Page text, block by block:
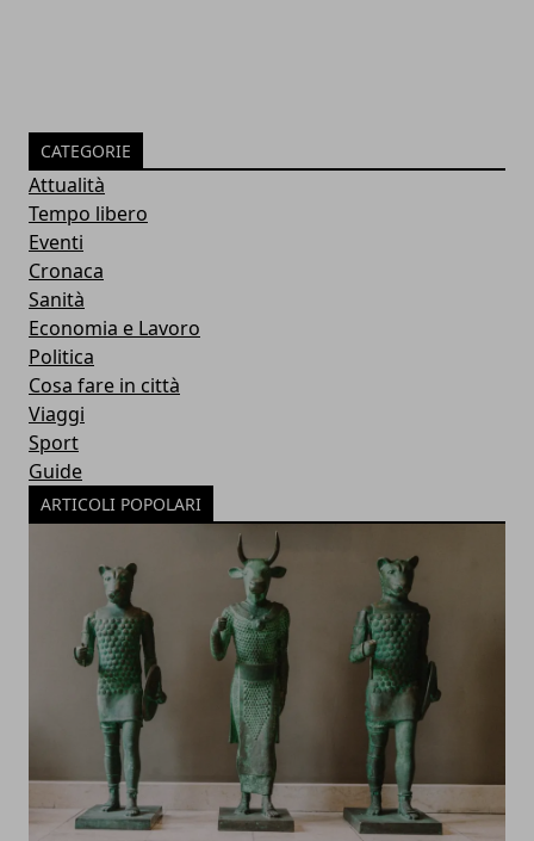
CATEGORIE
Attualità
Tempo libero
Eventi
Cronaca
Sanità
Economia e Lavoro
Politica
Cosa fare in città
Viaggi
Sport
Guide
ARTICOLI POPOLARI